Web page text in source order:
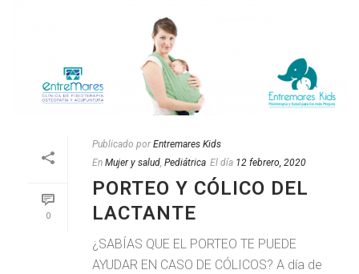
0
Publicado por Entremares Kids
En Mujer y salud, Pediátrica El día 12 febrero, 2020
PORTEO Y CÓLICO DEL
LACTANTE
¿SABÍAS QUE EL PORTEO TE PUEDE
AYUDAR EN CASO DE CÓLICOS? A día de